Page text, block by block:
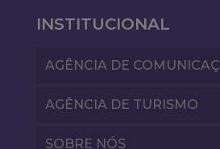
INSTITUCIONAL
AGÊNCIA DE
AGÊNCIA DE TURISMO
SOBRE NÓS